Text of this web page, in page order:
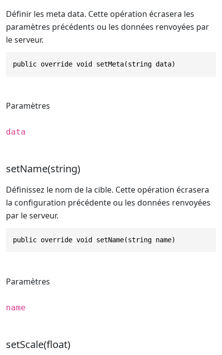
Définir les meta data. Cette opération écrasera les
paramètres précédents ou les données renvoyées par
le serveur.
public override void setMeta(string data)
Paramètres
data
setName(string)
Définissez le nom de la cible. Cette opération écrasera
la configuration précédente ou les données renvoyées
par le serveur.
public override void setName(string name)
Paramètres
name
setScale(float)